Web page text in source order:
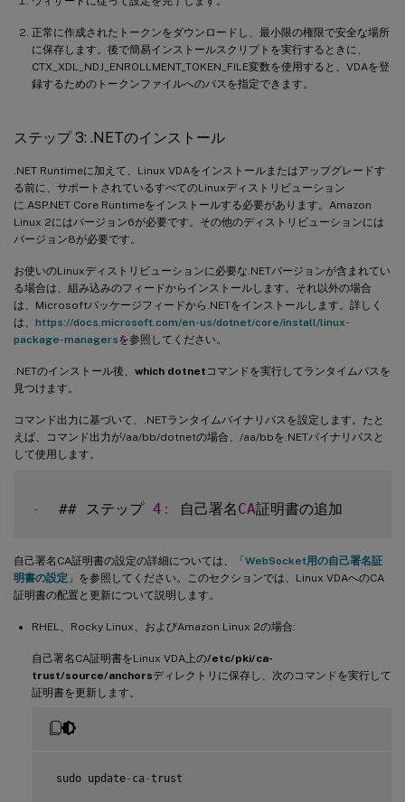
正常に作成されたトークンをダウンロードし、最小限の権限で安全な場所
に保存します。後で簡易インストールスクリプトを実行するときに、
CTX_XDL_NDJ_ENROLLMENT_TOKEN_FILE変数を使用すると、VDAを登
録するためのトークンファイルへのパスを指定できます。
ステップ 3: .NETのインストール
.NET Runtimeに加えて、Linux VDAをインストールまたはアップグレードす
る前に、サポートされているすべてのLinuxディストリビューション
に.ASP.NET Core Runtimeをインストールする必要があります。Amazon
Linux 2にはバージョン6が必要です。その他のディストリビューションには
バージョン8が必要です。
お使いのLinuxディストリビューションに必要な.NETバージョンが含まれてい
る場合は、組み込みのフィードからインストールします。それ以外の場合
は、Microsoftパッケージフィードから.NETをインストールします。詳しく
は、 https://docs.microsoft.com/en-us/dotnet/core/install/linux-
package-managersを参照してください。
.NETのインストール後、 which dotnet コマンドを実行してランタイムパスを
見つけます。
コマンド出力に基づいて、.NETランタイムバイナリパスを設定します。たと
えば、コマンド出力が/aa/bb/dotnetの場合、/aa/bbを.NETバイナリパスと
して使用します。
-
  ## ステップ
4 : 自己署名CA
自己署名CA証明書の設定の詳細については、「WebSocket用の自己署名証
明書の設定 」を参照してください。このセクションでは、Linux VDAへのCA
証明書の配置と更新について説明します。
RHEL、Rocky Linux、およびAmazon Linux 2の場合:
自己署名CA証明書をLinux VDA上の/etc/pki/ca-
trust/source/anchorsディレクトリに保存し、次のコマンドを実行して
証明書を更新します。
sudo update- ca-trust